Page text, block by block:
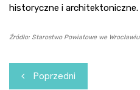
historyczne i architektoniczne.
Źródło: Starostwo Powiatowe we Wrocławiu
Nawigacja
Poprzedni